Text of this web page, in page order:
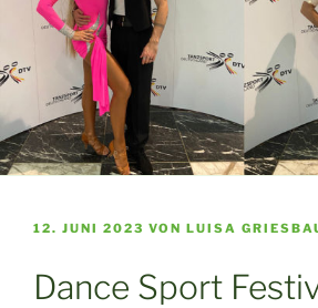
VERÖFFENTLICHT
12. JUNI 2023 VON LUISA
Dance Sport